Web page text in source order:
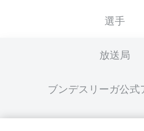
選手
放送局
ブンデスリーガ公式
ファンタジー・マ